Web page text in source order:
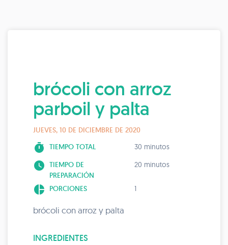
brócoli con arroz
parboil y palta
JUEVES, 10 DE DICIEMBRE DE 2020
timer TIEMPO TOTAL 30 minutos
watch_later TIEMPO DE
PREPARACIÓN
20 minutos
pie_chart PORCIONES 1
brócoli con arroz y palta
INGREDIENTES